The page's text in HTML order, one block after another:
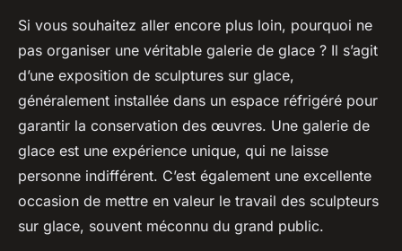
Si vous souhaitez aller encore plus loin, pourquoi ne
pas organiser une véritable galerie de glace ? Il s’agit
d’une exposition de sculptures sur glace,
généralement installée dans un espace réfrigéré pour
garantir la conservation des œuvres. Une galerie de
glace est une expérience unique, qui ne laisse
personne indifférent. C’est également une excellente
occasion de mettre en valeur le travail des sculpteurs
sur glace, souvent méconnu du grand public.